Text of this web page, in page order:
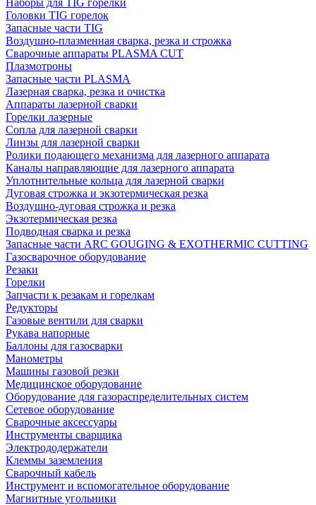
Наборы для TIG горелки
Головки TIG горелок
Запасные части TIG
Воздушно-плазменная сварка, резка и строжка
Сварочные аппараты PLASMA CUT
Плазмотроны
Запасные части PLASMA
Лазерная сварка, резка и очистка
Аппараты лазерной сварки
Горелки лазерные
Сопла для лазерной сварки
Линзы для лазерной сварки
Ролики подающего механизма для лазерного аппарата
Каналы направляющие для лазерного аппарата
Уплотнительные кольца для лазерной сварки
Дуговая строжка и экзотермическая резка
Воздушно-дуговая строжка и резка
Экзотермическая резка
Подводная сварка и резка
Запасные части ARC GOUGING & EXOTHERMIC CUTTING
Газосварочное оборудование
Резаки
Горелки
Запчасти к резакам и горелкам
Редукторы
Газовые вентили для сварки
Рукава напорные
Баллоны для газосварки
Манометры
Машины газовой резки
Медицинское оборудование
Оборудование для газораспределительных систем
Сетевое оборудование
Сварочные аксессуары
Инструменты сварщика
Электрододержатели
Клеммы заземления
Сварочный кабель
Инструмент и вспомогательное оборудование
Магнитные угольники